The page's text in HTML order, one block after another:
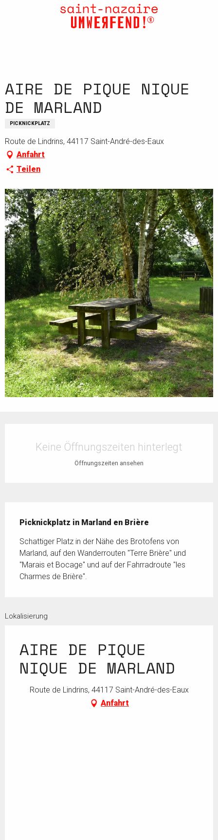
AIRE DE PIQUE NIQUE
DE MARLAND
PICKNICKPLATZ
Route de Lindrins, 44117 Saint-André-des-Eaux
Anfahrt
Teilen
Keine Öffnungszeiten hinterlegt
Öffnungszeiten ansehen
Picknickplatz in Marland en Brière
Schattiger Platz in der Nähe des Brotofens von
Marland, auf den Wanderrouten "Terre Brière" und
"Marais et Bocage" und auf der Fahrradroute "les
Charmes de Brière".
Lokalisierung
AIRE DE PIQUE
NIQUE DE MARLAND
Route de Lindrins, 44117 Saint-André-des-Eaux
Anfahrt